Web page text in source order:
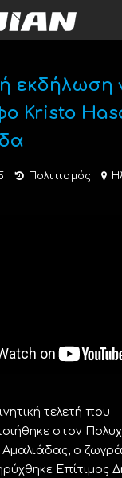
εκδήλωση
Kristo
Πολιτισμός
τελετή που
στον
Αμαλιάδας, ο
Επίτιμος